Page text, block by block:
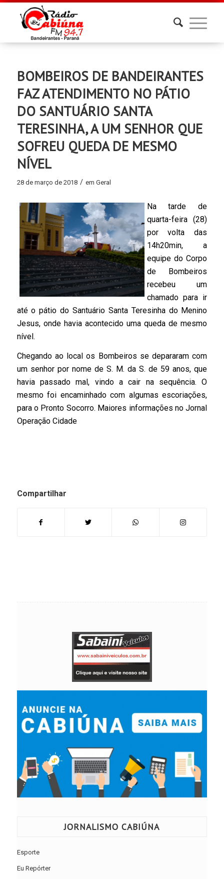
BOMBEIROS DE BANDEIRANTES
FAZ ATENDIMENTO NO PÁTIO
DO SANTUÁRIO SANTA
TERESINHA, A UM SENHOR QUE
SOFREU QUEDA DE MESMO
NÍVEL
28 de março de 2018 / em Geral
Na tarde de
quarta-feira (28)
por volta das
14h20min, a
equipe do Corpo
de Bombeiros
recebeu um
chamado para ir
até o pátio do Santuário Santa Teresinha do Menino
Jesus, onde havia acontecido uma queda de mesmo
nível.
Chegando ao local os Bombeiros se depararam com
um senhor por nome de S. M. da S. de 59 anos, que
havia passado mal, vindo a cair na sequência. O
mesmo foi encaminhado com algumas escoriações,
para o Pronto Socorro. Maiores informações no Jornal
Operação Cidade
Compartilhar
JORNALISMO CABIÚNA
Esporte
Eu Repórter